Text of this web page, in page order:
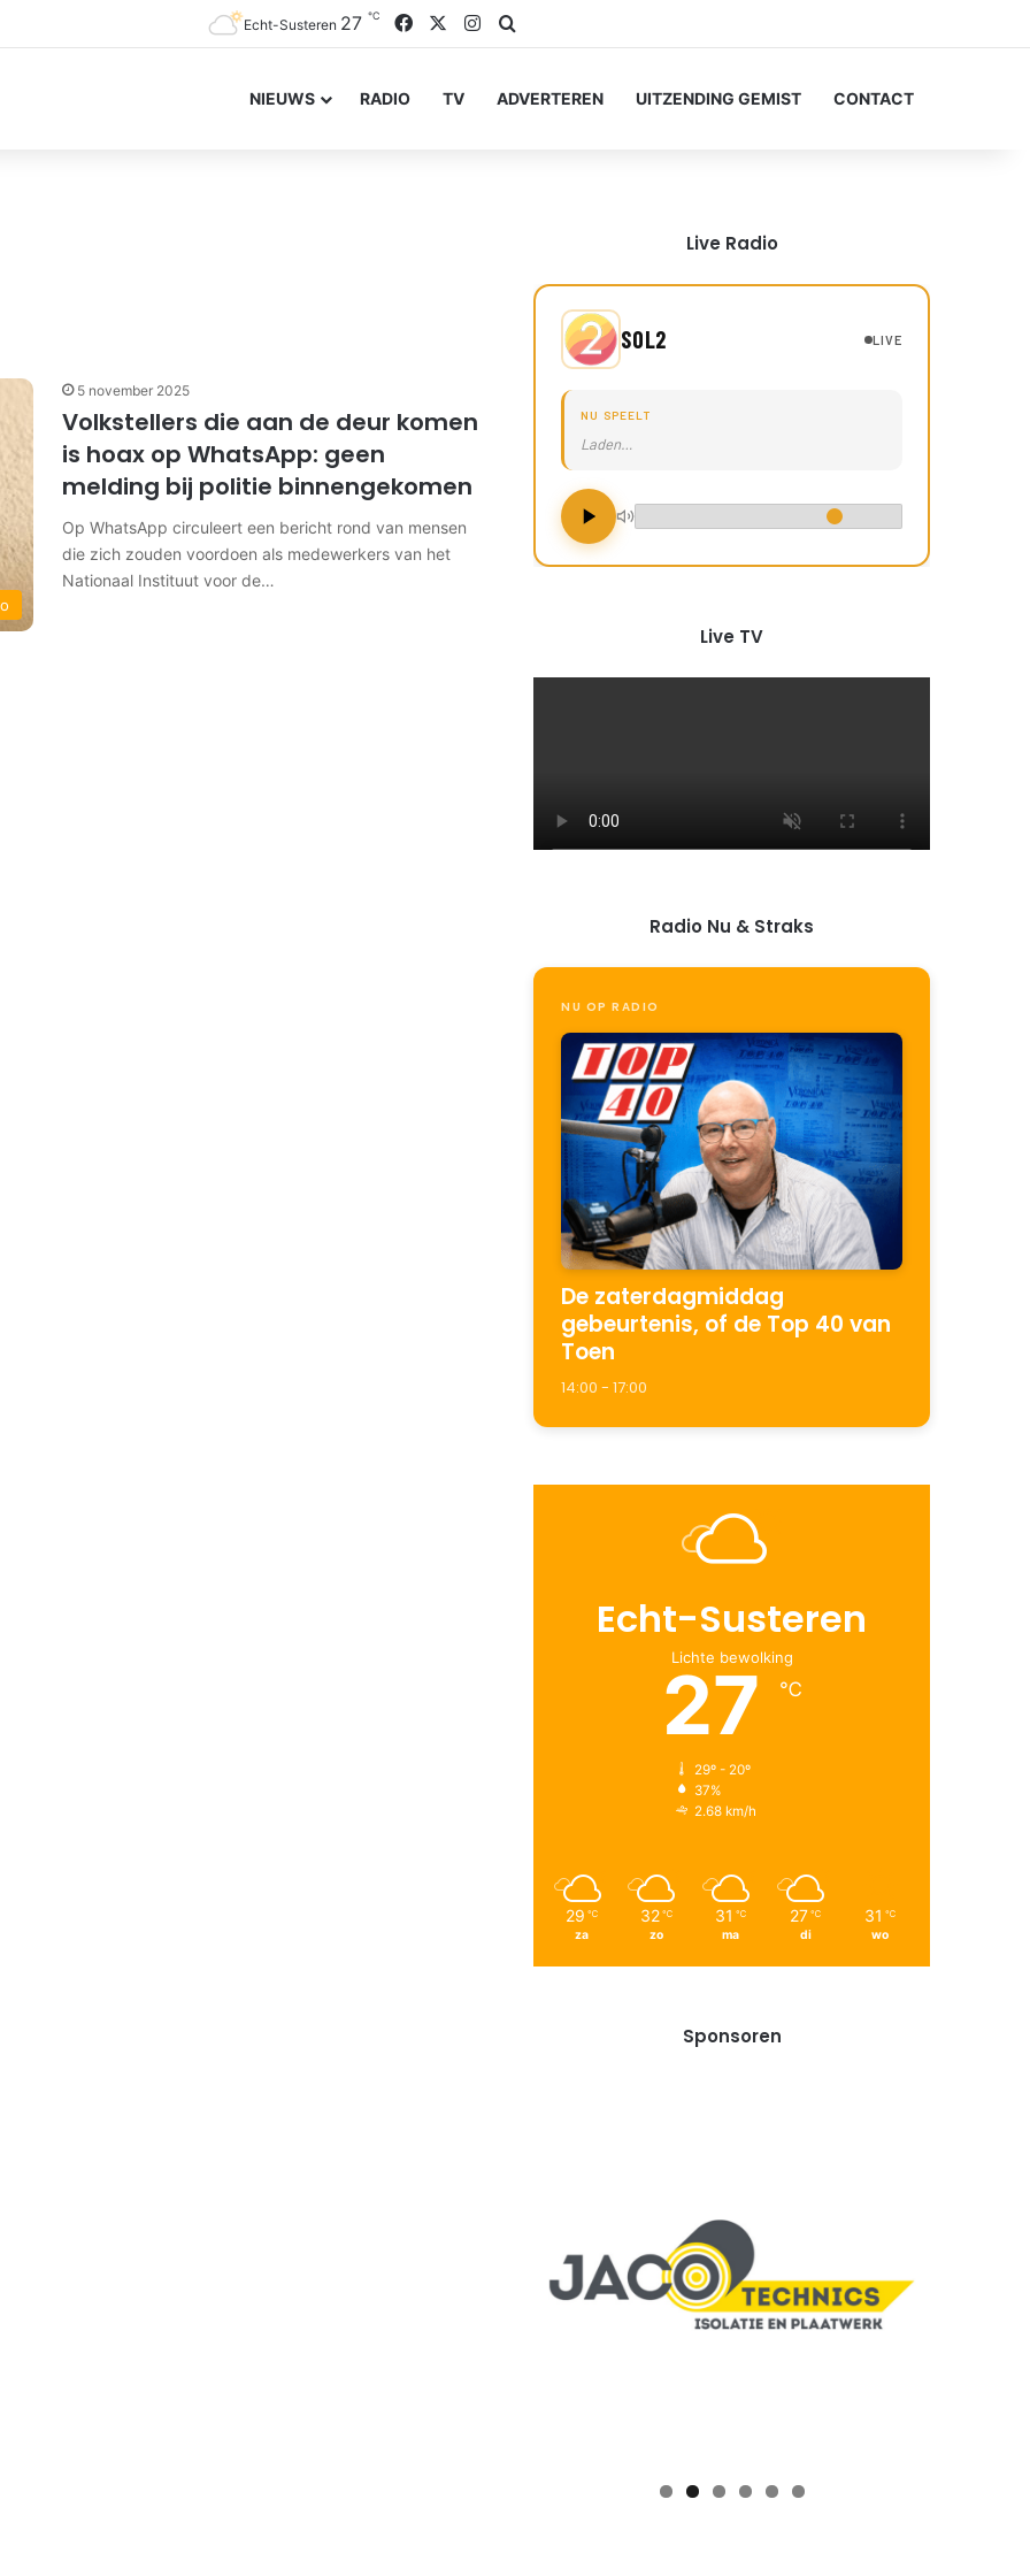
Echt-Susteren 27 ℃ FacebookInstagram
NIEUWS RADIO TV ADVERTEREN UITZENDING GEMIST CONTACT
5 november 2025
Volkstellers die aan de deur komen
is hoax op WhatsApp: geen
melding bij politie binnengekomen
Op WhatsApp circuleert een bericht rond van mensen
die zich zouden voordoen als medewerkers van het
Nationaal Instituut voor de…
Live Radio
SOL2 LIVE
NU SPEELT
Laden…
Live TV
Radio Nu & Straks
NU OP RADIO
De zaterdagmiddag
gebeurtenis, of de Top 40 van
Toen
14:00 - 17:00
Echt-Susteren
Lichte bewolking
27 ℃
29º - 20º
37%
2.68 km/h
29 ℃
za
32 ℃
zo
31 ℃
ma
27 ℃
di
31 ℃
wo
Sponsoren